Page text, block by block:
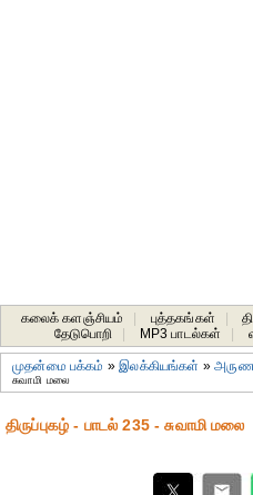
கலைக் களஞ்சியம் புத்தகங்கள்
தேடுபொறி
MP3 பாடல்கள்
முதன்மை பக்கம் »இலக்கியங்கள் »
சுவாமி மலை
திருப்புகழ் - பாடல் 235 - சுவாமி மலை